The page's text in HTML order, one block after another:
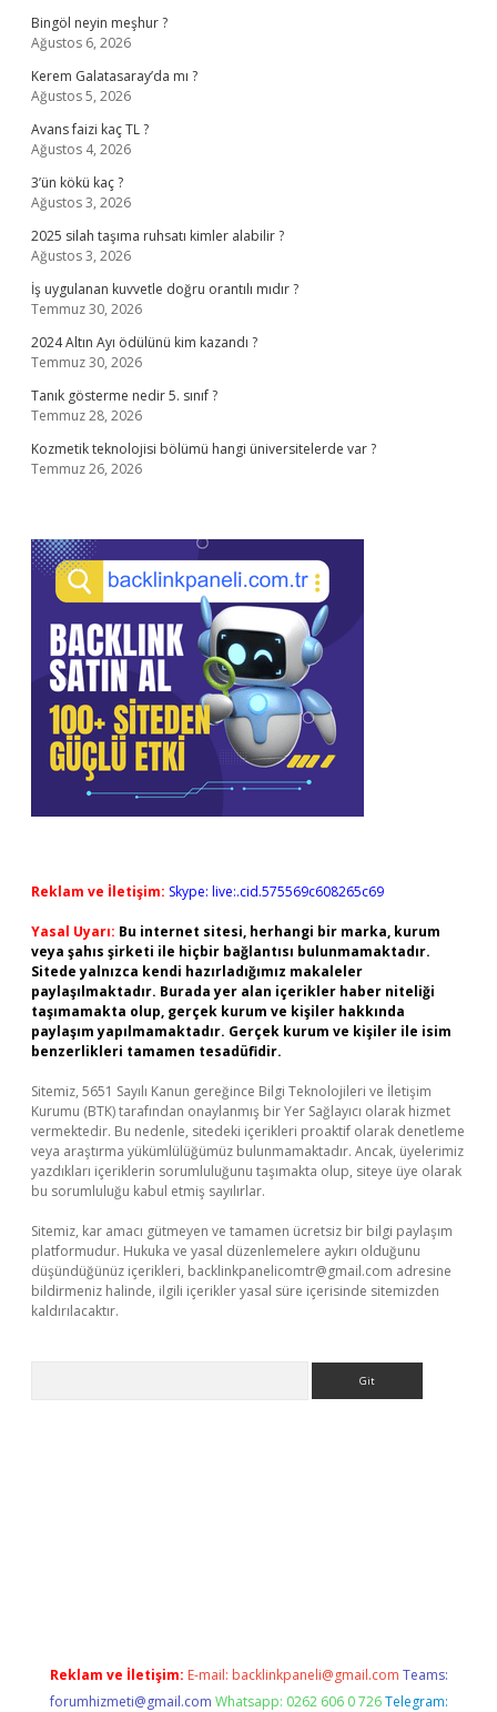
Bingöl neyin meşhur ?
Ağustos 6, 2026
Kerem Galatasaray’da mı ?
Ağustos 5, 2026
Avans faizi kaç TL ?
Ağustos 4, 2026
3’ün kökü kaç ?
Ağustos 3, 2026
2025 silah taşıma ruhsatı kimler alabilir ?
Ağustos 3, 2026
İş uygulanan kuvvetle doğru orantılı mıdır ?
Temmuz 30, 2026
2024 Altın Ayı ödülünü kim kazandı ?
Temmuz 30, 2026
Tanık gösterme nedir 5. sınıf ?
Temmuz 28, 2026
Kozmetik teknolojisi bölümü hangi üniversitelerde var ?
Temmuz 26, 2026
Reklam ve İletişim: Skype: live:.cid.575569c608265c69
Yasal Uyarı: Bu internet sitesi, herhangi bir marka, kurum
veya şahıs şirketi ile hiçbir bağlantısı bulunmamaktadır.
Sitede yalnızca kendi hazırladığımız makaleler
paylaşılmaktadır. Burada yer alan içerikler haber niteliği
taşımamakta olup, gerçek kurum ve kişiler hakkında
paylaşım yapılmamaktadır. Gerçek kurum ve kişiler ile isim
benzerlikleri tamamen tesadüfidir.
Sitemiz, 5651 Sayılı Kanun gereğince Bilgi Teknolojileri ve İletişim
Kurumu (BTK) tarafından onaylanmış bir Yer Sağlayıcı olarak hizmet
vermektedir. Bu nedenle, sitedeki içerikleri proaktif olarak denetleme
veya araştırma yükümlülüğümüz bulunmamaktadır. Ancak, üyelerimiz
yazdıkları içeriklerin sorumluluğunu taşımakta olup, siteye üye olarak
bu sorumluluğu kabul etmiş sayılırlar.
Sitemiz, kar amacı gütmeyen ve tamamen ücretsiz bir bilgi paylaşım
platformudur. Hukuka ve yasal düzenlemelere aykırı olduğunu
düşündüğünüz içerikleri, backlinkpanelicomtr@gmail.com adresine
bildirmeniz halinde, ilgili içerikler yasal süre içerisinde sitemizden
kaldırılacaktır.
Reklam ve İletişim: E-mail: backlinkpaneli@gmail.com Teams:
forumhizmeti@gmail.com Whatsapp: 0262 606 0 726 Telegram: